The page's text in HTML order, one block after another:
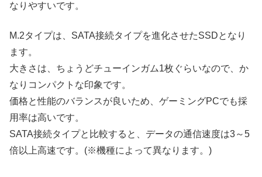
なりやすいです。
M.2タイプは、SATA接続タイプを進化させたSSDとなり
ます。
大きさは、ちょうどチューインガム1枚ぐらいなので、か
なりコンパクトな印象です。
価格と性能のバランスが良いため、ゲーミングPCでも採
用率は高いです。
SATA接続タイプと比較すると、データの通信速度は3～5
倍以上高速です。(※機種によって異なります。)